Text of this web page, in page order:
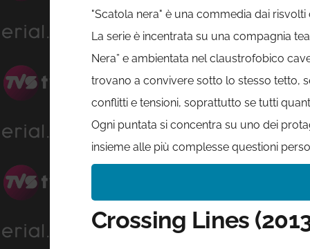
"Scatola nera" è una commedia dai
La serie è incentrata su una compagnia
Nera” e ambientata nel claustrofobico
trovano a convivere sotto lo stesso tetto,
conflitti e tensioni, soprattutto se tutti
Ogni puntata si concentra su uno dei
insieme alle più complesse questioni
Crossing Lines